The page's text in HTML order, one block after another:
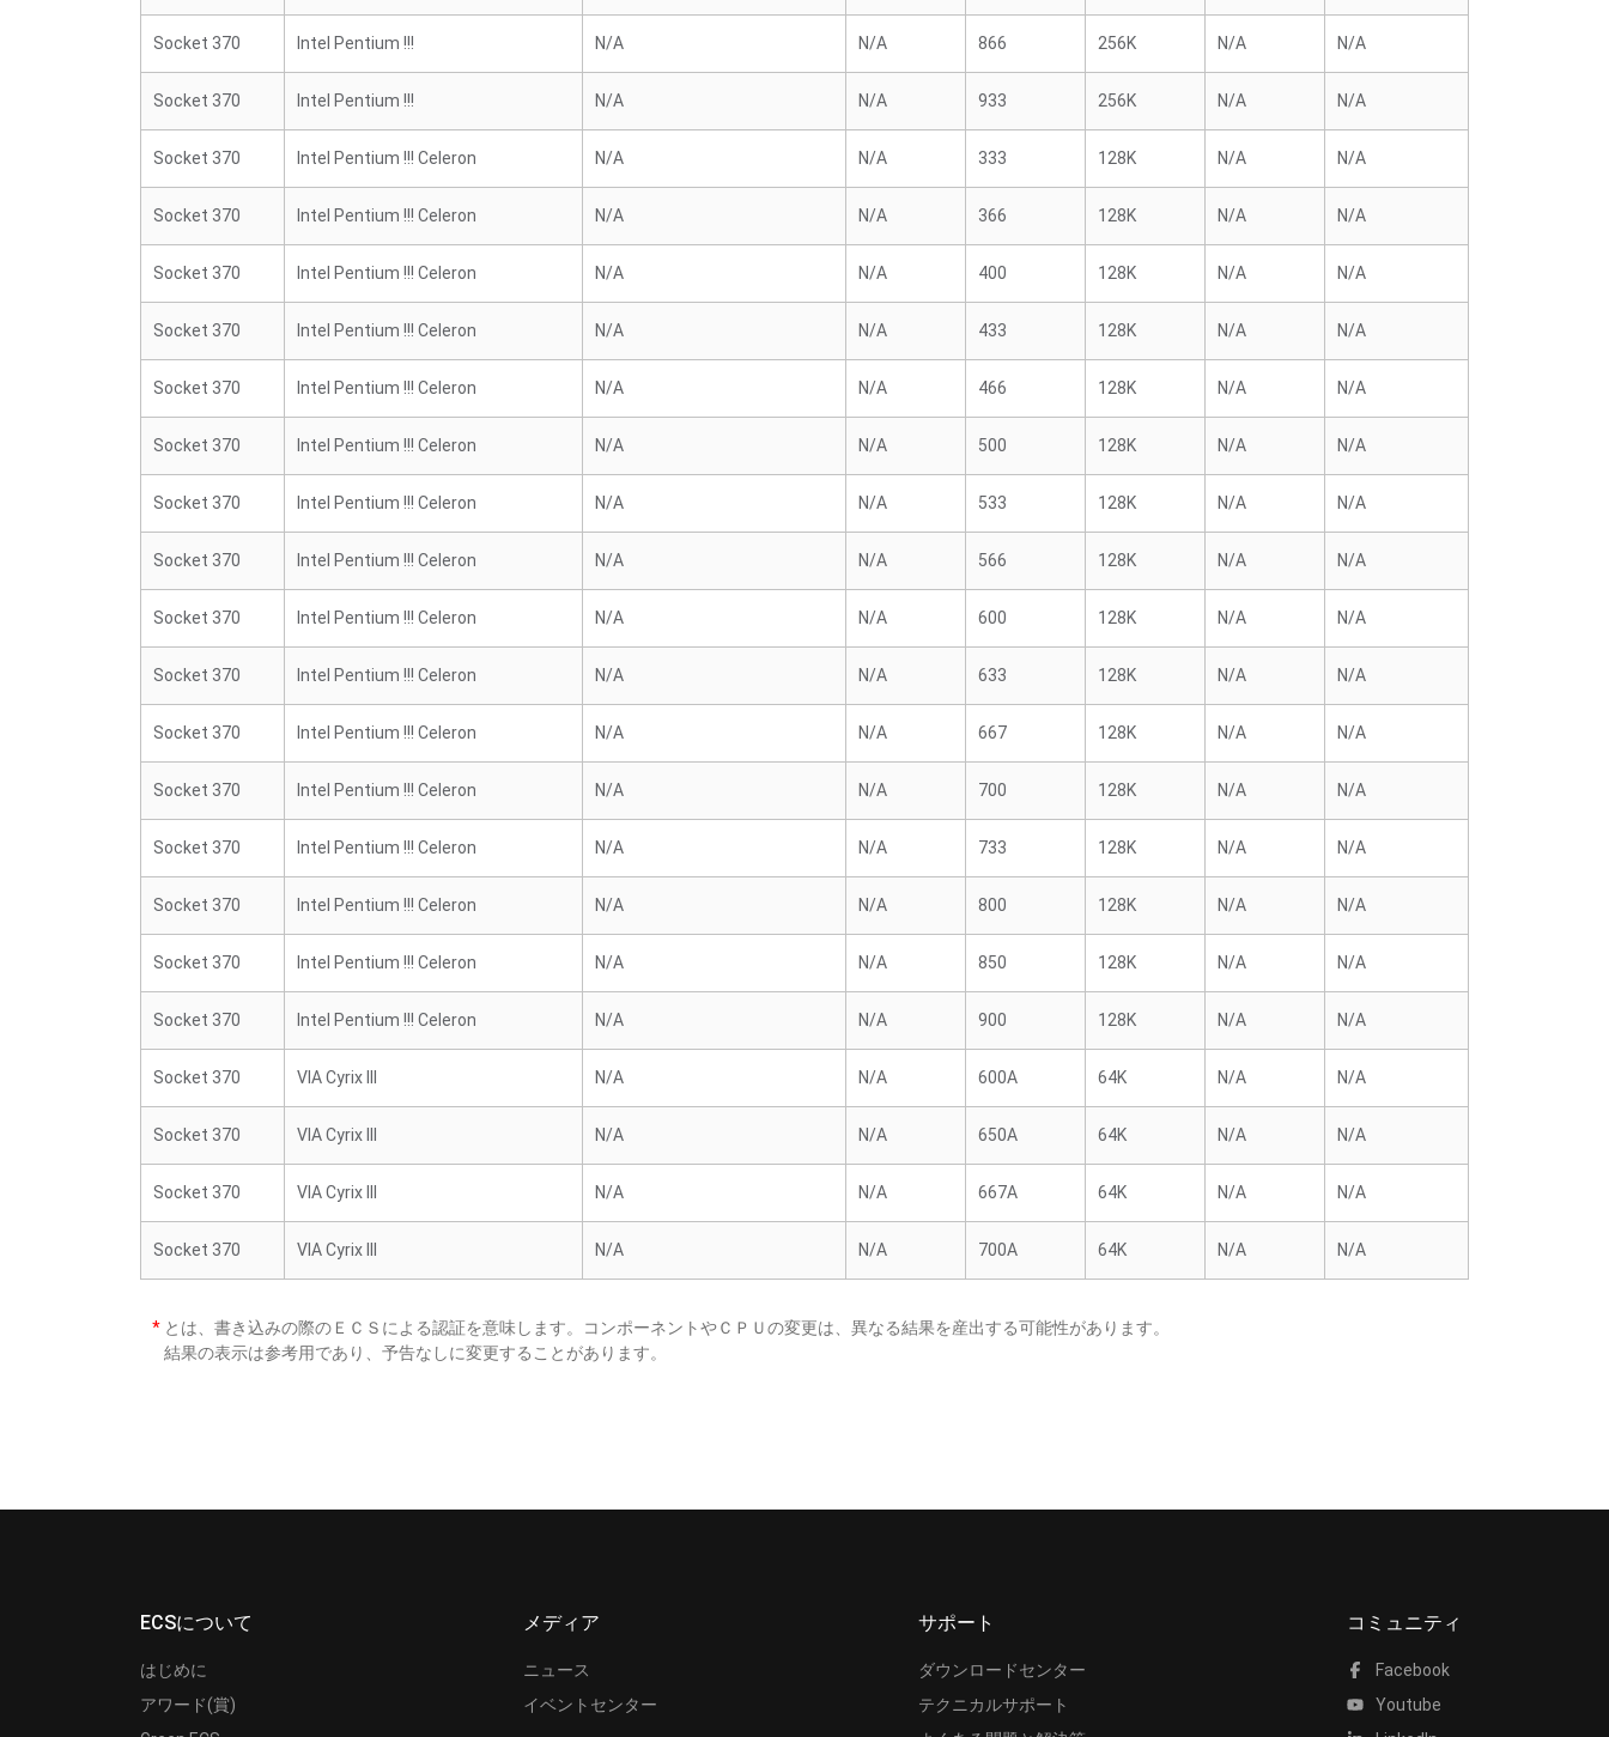
Socket 370 Intel Pentium !!! N/A N/A 866 256K N/A N/A
Socket 370 Intel Pentium !!! N/A N/A 933 256K N/A N/A
Socket 370 Intel Pentium !!! Celeron N/A N/A 333 128K N/A N/A
Socket 370 Intel Pentium !!! Celeron N/A N/A 366 128K N/A N/A
Socket 370 Intel Pentium !!! Celeron N/A N/A 400 128K N/A N/A
Socket 370 Intel Pentium !!! Celeron N/A N/A 433 128K N/A N/A
Socket 370 Intel Pentium !!! Celeron N/A N/A 466 128K N/A N/A
Socket 370 Intel Pentium !!! Celeron N/A N/A 500 128K N/A N/A
Socket 370 Intel Pentium !!! Celeron N/A N/A 533 128K N/A N/A
Socket 370 Intel Pentium !!! Celeron N/A N/A 566 128K N/A N/A
Socket 370 Intel Pentium !!! Celeron N/A N/A 600 128K N/A N/A
Socket 370 Intel Pentium !!! Celeron N/A N/A 633 128K N/A N/A
Socket 370 Intel Pentium !!! Celeron N/A N/A 667 128K N/A N/A
Socket 370 Intel Pentium !!! Celeron N/A N/A 700 128K N/A N/A
Socket 370 Intel Pentium !!! Celeron N/A N/A 733 128K N/A N/A
Socket 370 Intel Pentium !!! Celeron N/A N/A 800 128K N/A N/A
Socket 370 Intel Pentium !!! Celeron N/A N/A 850 128K N/A N/A
Socket 370 Intel Pentium !!! Celeron N/A N/A 900 128K N/A N/A
Socket 370 VIA Cyrix III N/A N/A 600A 64K N/A N/A
Socket 370 VIA Cyrix III N/A N/A 650A 64K N/A N/A
Socket 370 VIA Cyrix III N/A N/A 667A 64K N/A N/A
Socket 370 VIA Cyrix III N/A N/A 700A 64K N/A N/A
* とは、書き込みの際のＥＣＳによる認証を意味します。コンポーネントやＣＰＵの変更は、異なる結果を産出する可能性があります。
結果の表示は参考用であり、予告なしに変更することがあります。
ECSについて
はじめに
アワード(賞)
メディア
ニュース
イベントセンター
サポート
ダウンロードセンター
テクニカルサポート
コミュニティ
Facebook
Youtube